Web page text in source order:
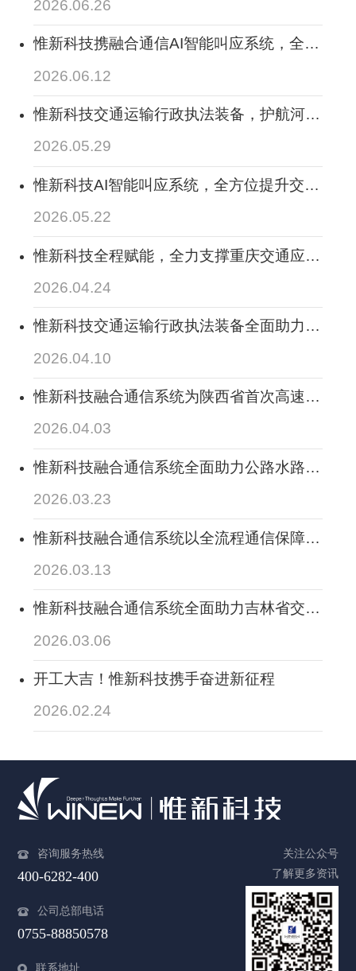
2026.06.26
惟新科技携融合通信AI智能叫应系统，全面
2026.06.12
惟新科技交通运输行政执法装备，护航河北
交通执法数字化转型
2026.05.29
惟新科技AI智能叫应系统，全方位提升交通
运输全场景调度处置业务新能力
2026.05.22
惟新科技全程赋能，全力支撑重庆交通应急
通信保障拉练，守护应急通信“最后一公里”
2026.04.24
惟新科技交通运输行政执法装备全面助力合
2026.04.10
惟新科技融合通信系统为陕西省首次高速公
路建设领域视频调度会议保驾护航
2026.04.03
惟新科技融合通信系统全面助力公路水路交
通基础设施数字化转型升级工程构筑通信调
置效能
2026.03.23
惟新科技融合通信系统以全流程通信保障，
赋能高速公路“手机+无卡便捷通行”模式下
增效管理目标
2026.03.13
惟新科技融合通信系统全面助力吉林省交通
2026.03.06
开工大吉！惟新科技携手奋进新征程
2026.02.24
咨询服务热线
400-6282-400
公司总部电话
0755-88850578
联系地址
关注公众号
了解更多资讯